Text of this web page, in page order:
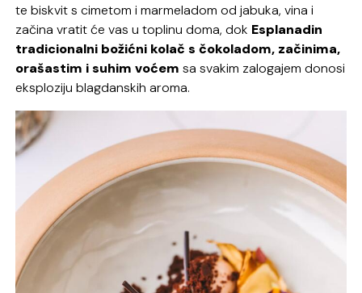
te biskvit s cimetom i marmeladom od jabuka, vina i
začina vratit će vas u toplinu doma, dok Esplanadin
tradicionalni božićni kolač s čokoladom, začinima,
orašastim i suhim voćem sa svakim zalogajem donosi
eksploziju blagdanskih aroma.